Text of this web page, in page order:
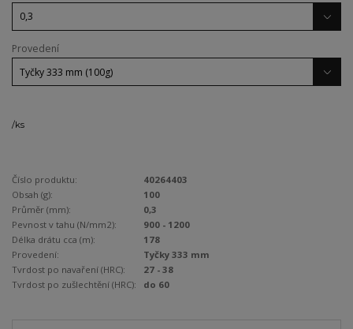
Provedení
/ks
Číslo produktu:
40264403
Obsah (g):
100
Průměr (mm):
0,3
Pevnost v tahu (N/mm2):
900 - 1200
Délka drátu cca (m):
178
Provedení:
Tyčky 333 mm
Tvrdost po navaření (HRC):
27 - 38
Tvrdost po zušlechtění (HRC):
do 60